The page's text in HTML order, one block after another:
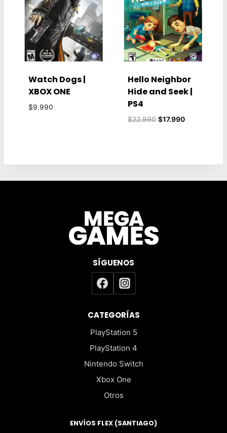
Watch Dogs |
XBOX ONE
$9.990
Hello Neighbor
Hide and Seek |
PS4
$22.990 El
$17.990El
SÍGUENOS
CATEGORÍAS
PlayStation 5
PlayStation 4
Nintendo Switch
Xbox One
Otros
ENVÍOS FLEX (SANTIAGO)